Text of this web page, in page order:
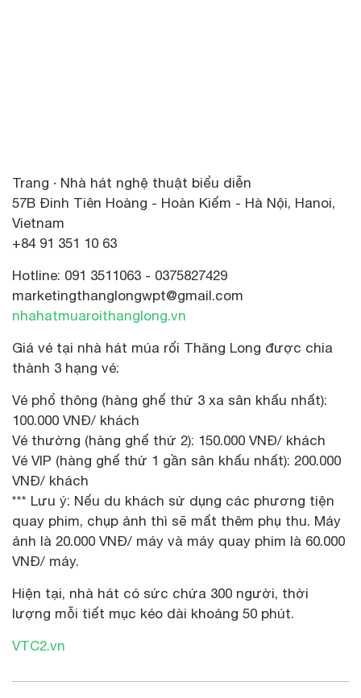
Trang · Nhà hát nghệ thuật biểu diễn
57B Đinh Tiên Hoàng - Hoàn Kiếm - Hà Nội, Hanoi,
Vietnam
+84 91 351 10 63
Hotline: 091 3511063 - 0375827429
marketingthanglongwpt@gmail.com
nhahatmuaroithanglong.vn
Giá vé tại nhà hát múa rối Thăng Long được chia
thành 3 hạng vé:
Vé phổ thông (hàng ghế thứ 3 xa sân khấu nhất):
100.000 VNĐ/ khách
Vé thường (hàng ghế thứ 2): 150.000 VNĐ/ khách
Vé VIP (hàng ghế thứ 1 gần sân khấu nhất): 200.000
VNĐ/ khách
*** Lưu ý: Nếu du khách sử dụng các phương tiện
quay phim, chụp ảnh thì sẽ mất thêm phụ thu. Máy
ảnh là 20.000 VNĐ/ máy và máy quay phim là 60.000
VNĐ/ máy.
Hiện tại, nhà hát có sức chứa 300 người, thời
lượng mỗi tiết mục kéo dài khoảng 50 phút.
VTC2.vn